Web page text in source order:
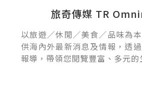
旅奇傳媒 TR
以旅遊／休閒／美食／品味為
供海內外最新消息及情報，透
報導，帶領您閱覽豐富、多元的